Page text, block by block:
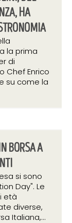
HA
la prima
di
Chef Enrico
su come la
BORSA A
si sono
Day". Le
età
diverse,
Italiana,...